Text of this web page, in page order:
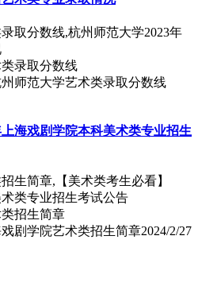
取分数线,杭州师范大学2023年
州师范大学艺术类录取分数线
上海戏剧学院本科美术类专业招生
生简章,【美术类考生必看】
类专业招生考试公告
戏剧学院艺术类招生简章2024/2/27